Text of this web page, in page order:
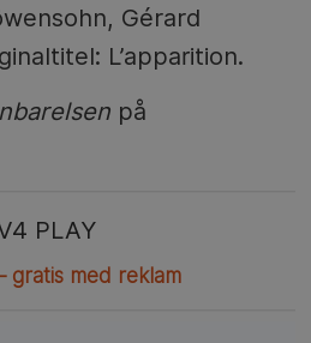
Gérard
L’apparition.
på
PLAY
gratis med reklam